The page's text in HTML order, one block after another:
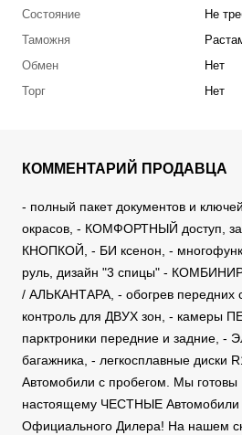
Состояние
Не
Таможня
Обмен
Нет
Торг
Нет
КОММЕНТАРИЙ ПРОДАВЦА
- полный пакет документов и
окрасов, - КОМФОРТНЫЙ доступ,
КНОПКОЙ, - БИ ксенон, -
руль, дизайн "3 спицы" -
/ АЛЬКАНТАРА, - обогрев передних
контроль для ДВУХ зон, - камеры
парктроники передние и задние,
багажника, - легкосплавные
Автомобили с пробегом. Мы
настоящему ЧЕСТНЫЕ Автомобили
Официального Дилера! На нашем